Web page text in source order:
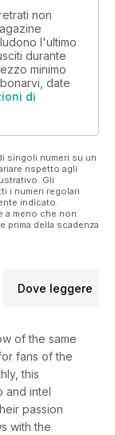
non
l'ultimo
durante
minimo
date
di
singoli numeri su un
rispetto agli
Gli
i numeri regolari
indicato.
a meno che non
prima della scadenza
Dove leggere
of the same
fans of the
this
and intel
passion
with the